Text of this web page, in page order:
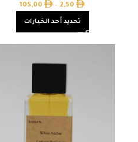
2,50
–
105,00
تحديد أحد الخيارات